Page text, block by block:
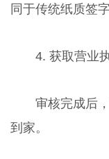
同于传统纸质签字
4. 获取营业
审核完成后
到家。